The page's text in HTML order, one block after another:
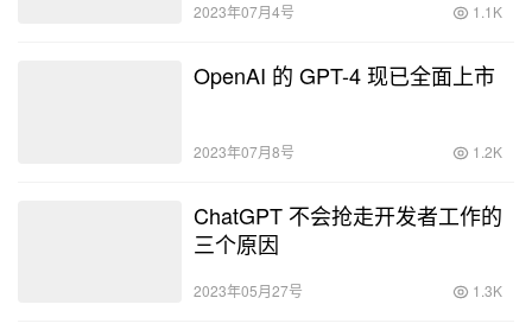
2023年07月4号 1.1K
OpenAI 的 GPT-4 现已全面上市
2023年07月8号 1.2K
ChatGPT 不会抢走开发者工作的
三个原因
2023年05月27号 1.3K